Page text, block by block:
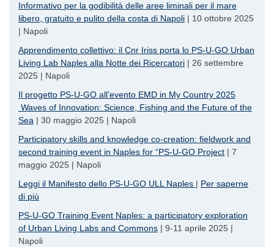
Informativo per la godibilità delle aree liminali per il mare
libero, gratuito e pulito della costa di Napoli | 10 ottobre 2025
| Napoli
Apprendimento collettivo: il Cnr Iriss porta lo PS-U-GO Urban
Living Lab Naples alla Notte dei Ricercatori | 26 settembre
2025 | Napoli
Il progetto PS-U-GO all’evento EMD in My Country 2025
Waves of Innovation: Science, Fishing and the Future of the
Sea | 30 maggio 2025 | Napoli
Participatory skills and knowledge co-creation: fieldwork and
second training event in Naples for “PS-U-GO Project | 7
maggio 2025 | Napoli
Leggi il Manifesto dello PS-U-GO ULL Naples | Per saperne
di più
PS-U-GO Training Event Naples: a participatory exploration
of Urban Living Labs and Commons | 9-11 aprile 2025 |
Napoli